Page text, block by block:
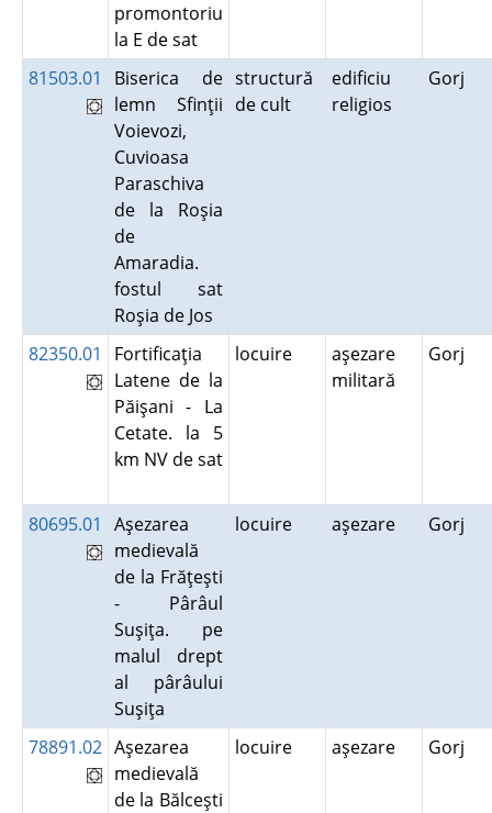
promontoriu
la E de sat
81503.01
Biserica de
lemn Sfinţii
Voievozi,
Cuvioasa
Paraschiva
de la Roşia
de
Amaradia.
fostul sat
Roşia de Jos
structură
de cult
edificiu
religios
Gorj
82350.01
Fortificaţia
Latene de la
Păişani - La
Cetate. la 5
km NV de sat
locuire
aşezare
militară
Gorj
80695.01
Aşezarea
medievală
de la Frăţeşti
- Pârâul
Suşiţa. pe
malul drept
al pârâului
Suşiţa
locuire aşezare Gorj
78891.02 Aşezarea
medievală
de la Bălceşti
locuire aşezare Gorj